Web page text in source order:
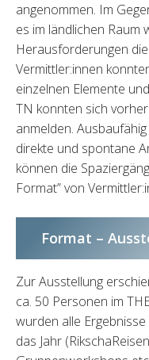
angenommen. Im
es im ländlichen Raum
Herausforderungen
Vermittler:innen
einzelnen Elemente
TN konnten sich
anmelden.
direkte und spontane
können die
Format” von
Format –
Zur Ausstellung
ca. 50 Personen im
wurden alle
das Jahr